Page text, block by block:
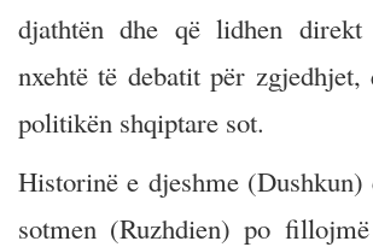
djathtën dhe që lidhen
nxehtë të debatit për
politikën shqiptare sot.
Historinë e djeshme
sotmen (Ruzhdien) po